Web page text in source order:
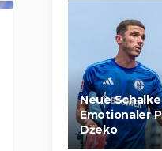
Neue
Emotionaler
Džeko